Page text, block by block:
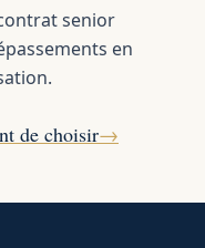
senior
en
de choisir→